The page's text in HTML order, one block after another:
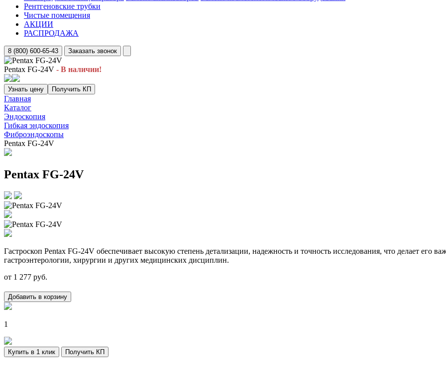
Рентгеновские трубки
Чистые помещения
АКЦИИ
РАСПРОДАЖА
8 (800) 600-65-43 Заказать звонок
Pentax FG-24V - В наличии!
Узнать цену Получить КП
Главная
Каталог
Эндоскопия
Гибкая эндоскопия
Фиброэндоскопы
Pentax FG-24V
Pentax FG-24V
Гастроскоп Pentax FG-24V обеспечивает высокую степень детализации, надежность и точность исследования, что делает его
гастроэнтерологии, хирургии и других медицинских дисциплин.
от 1 277 руб.
Добавить в корзину
1
Купить в 1 клик Получить КП